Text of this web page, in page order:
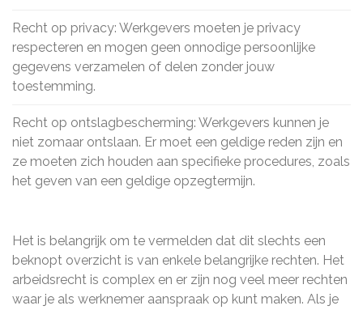
Recht op privacy: Werkgevers moeten je privacy
respecteren en mogen geen onnodige persoonlijke
gegevens verzamelen of delen zonder jouw
toestemming.
Recht op ontslagbescherming: Werkgevers kunnen je
niet zomaar ontslaan. Er moet een geldige reden zijn en
ze moeten zich houden aan specifieke procedures, zoals
het geven van een geldige opzegtermijn.
Het is belangrijk om te vermelden dat dit slechts een
beknopt overzicht is van enkele belangrijke rechten. Het
arbeidsrecht is complex en er zijn nog veel meer rechten
waar je als werknemer aanspraak op kunt maken. Als je